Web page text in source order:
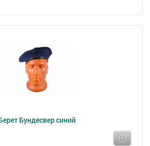
Бундесвер синий